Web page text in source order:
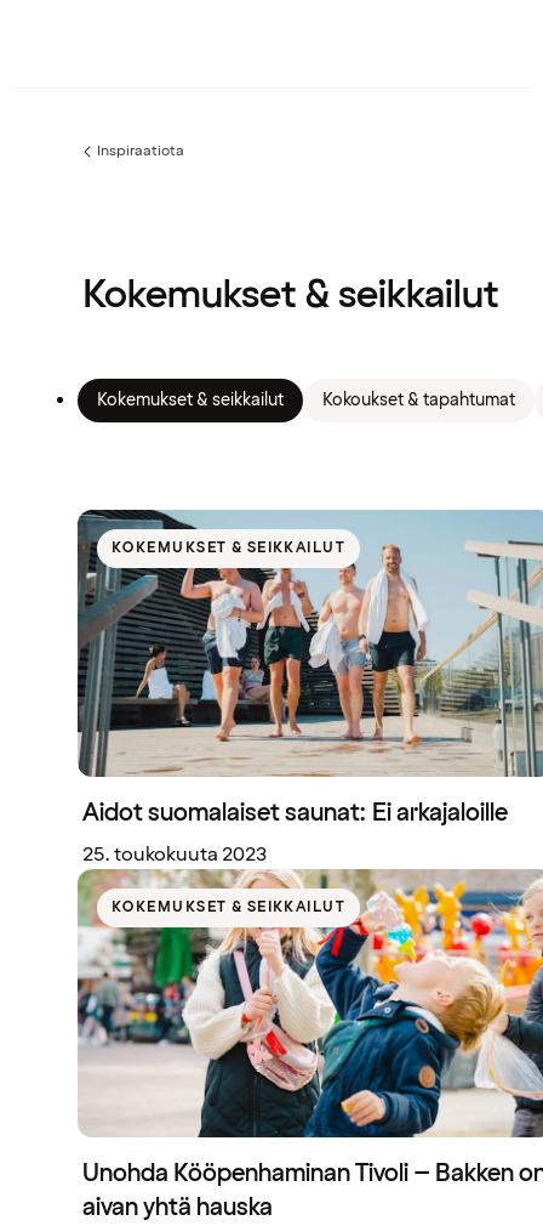
Edellinen
Inspiraatiota
Kokemukset & seikkailut
Kokemukset & seikkailut Kokoukset & tapahtumat
KOKEMUKSET & SEIKKAILUT
Aidot suomalaiset saunat: Ei arkajaloille
25. toukokuuta 2023
KOKEMUKSET & SEIKKAILUT
Unohda Kööpenhaminan Tivoli – Bakken
aivan yhtä hauska